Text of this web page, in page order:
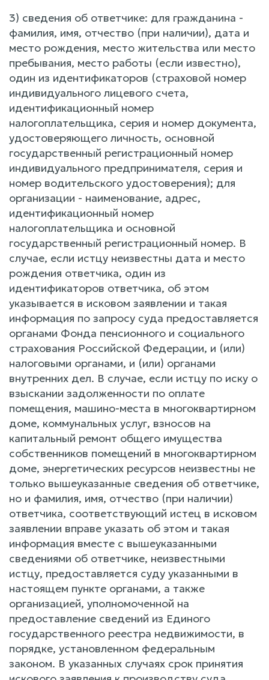
3) сведения об ответчике: для гражданина -
фамилия, имя, отчество (при наличии), дата и
место рождения, место жительства или место
пребывания, место работы (если известно),
один из идентификаторов (страховой номер
индивидуального лицевого счета,
идентификационный номер
налогоплательщика, серия и номер документа,
удостоверяющего личность, основной
государственный регистрационный номер
индивидуального предпринимателя, серия и
номер водительского удостоверения); для
организации - наименование, адрес,
идентификационный номер
налогоплательщика и основной
государственный регистрационный номер. В
случае, если истцу неизвестны дата и место
рождения ответчика, один из
идентификаторов ответчика, об этом
указывается в исковом заявлении и такая
информация по запросу суда предоставляется
органами Фонда пенсионного и социального
страхования Российской Федерации, и (или)
налоговыми органами, и (или) органами
внутренних дел. В случае, если истцу по иску о
взыскании задолженности по оплате
помещения, машино-места в многоквартирном
доме, коммунальных услуг, взносов на
капитальный ремонт общего имущества
собственников помещений в многоквартирном
доме, энергетических ресурсов неизвестны не
только вышеуказанные сведения об ответчике,
но и фамилия, имя, отчество (при наличии)
ответчика, соответствующий истец в исковом
заявлении вправе указать об этом и такая
информация вместе с вышеуказанными
сведениями об ответчике, неизвестными
истцу, предоставляется суду указанными в
настоящем пункте органами, а также
организацией, уполномоченной на
предоставление сведений из Единого
государственного реестра недвижимости, в
порядке, установленном федеральным
законом. В указанных случаях срок принятия